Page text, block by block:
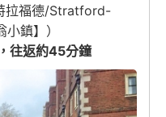
拉福德/Stratford-
鎮】）
往返約45分鐘